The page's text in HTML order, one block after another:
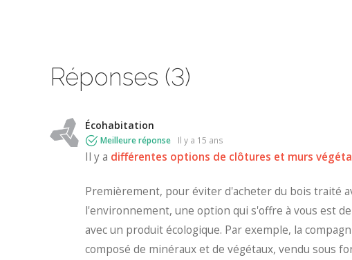
Réponses (3)
Écohabitation
Meilleure réponse il y a 15 ans
Il y a différentes options de clôtures et murs
Premièrement, pour éviter d'acheter du bois traité
l'environnement, une option qui s'offre à vous est
avec un produit écologique. Par exemple, la
composé de minéraux et de végétaux, vendu sous